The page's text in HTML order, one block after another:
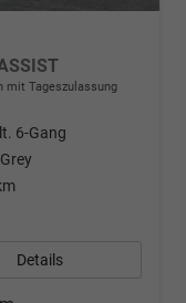
mit Tageszulassung
6-Gang
Details